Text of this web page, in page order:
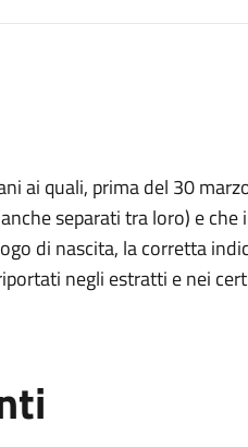
ai quali, prima del 30
separati tra loro) e
di nascita, la corretta
negli estratti e nei